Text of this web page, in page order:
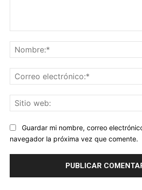
Guardar mi nombre, correo
navegador la próxima vez que comente.